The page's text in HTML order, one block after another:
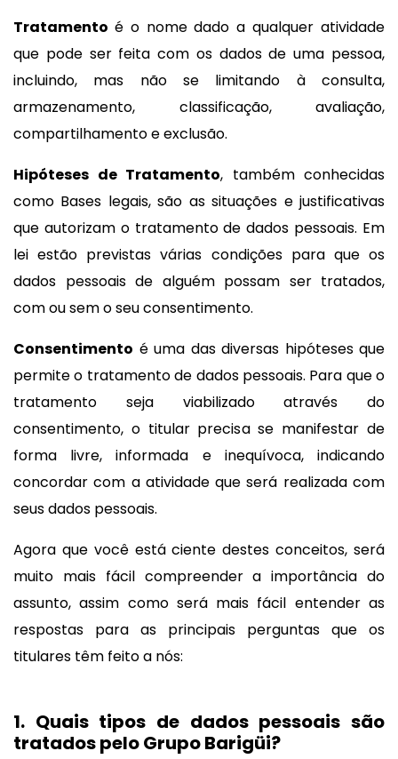
Tratamento é o nome dado a qualquer atividade
que pode ser feita com os dados de uma pessoa,
incluindo, mas não se limitando à consulta,
armazenamento, classificação, avaliação,
compartilhamento e exclusão.
Hipóteses de Tratamento, também conhecidas
como Bases legais, são as situações e justificativas
que autorizam o tratamento de dados pessoais. Em
lei estão previstas várias condições para que os
dados pessoais de alguém possam ser tratados,
com ou sem o seu consentimento.
Consentimento é uma das diversas hipóteses que
permite o tratamento de dados pessoais. Para que o
tratamento seja viabilizado através do
consentimento, o titular precisa se manifestar de
forma livre, informada e inequívoca, indicando
concordar com a atividade que será realizada com
seus dados pessoais.
Agora que você está ciente destes conceitos, será
muito mais fácil compreender a importância do
assunto, assim como será mais fácil entender as
respostas para as principais perguntas que os
titulares têm feito a nós:
1. Quais tipos de dados pessoais são
tratados pelo Grupo Barigüi?